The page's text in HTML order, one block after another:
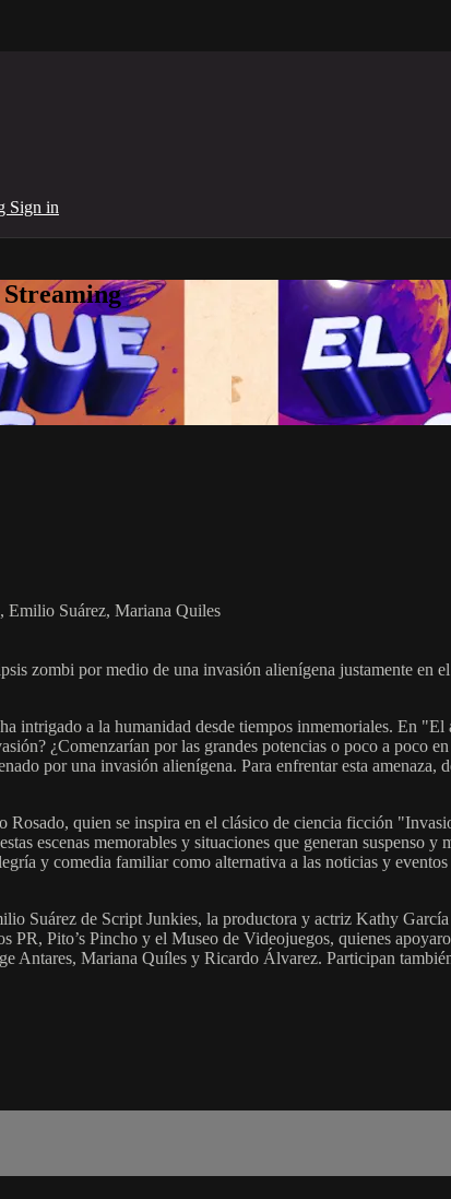
Sign in
Emilio Suárez, Mariana Quiles
zombi por medio de una invasión alienígena justamente en
intrigado a la humanidad desde tiempos inmemoriales. En
¿Comenzarían por las grandes potencias o poco a poco
por una invasión alienígena. Para enfrentar esta
quien se inspira en el clásico de ciencia ficción
escenas memorables y situaciones que generan suspenso
y comedia familiar como alternativa a las noticias y
Suárez de Script Junkies, la productora y actriz Kathy
Pito’s Pincho y el Museo de Videojuegos, quienes
Antares, Mariana Quíles y Ricardo Álvarez. Participan